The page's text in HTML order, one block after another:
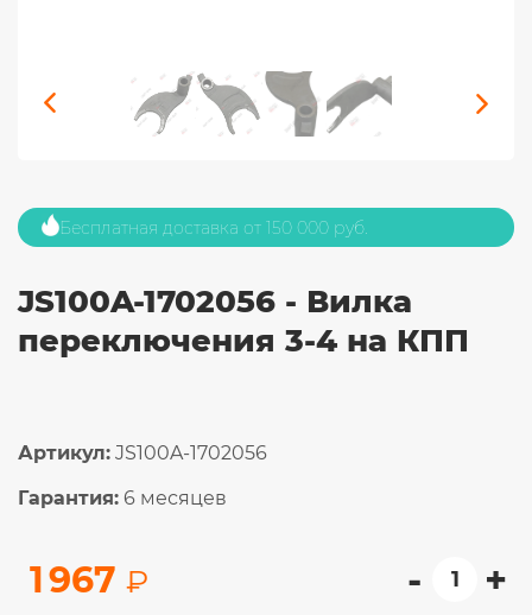
Бесплатная доставка от 150 000 руб.
JS100A-1702056 - Вилка
переключения 3-4 на КПП
Артикул: JS100A-1702056
Гарантия: 6 месяцев
1 967 ₽ - +